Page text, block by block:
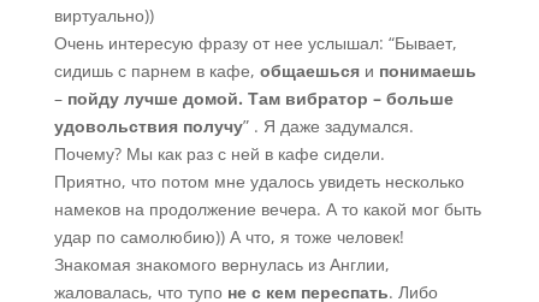
виртуально))
Очень интересую фразу от нее услышал: “Бывает,
сидишь с парнем в кафе, общаешьсяи понимаешь
– пойду лучше домой. Там вибратор – больше
удовольствия получу” . Я даже задумался.
Почему? Мы как раз с ней в кафе сидели.
Приятно, что потом мне удалось увидеть несколько
намеков на продолжение вечера. А то какой мог быть
удар по самолюбию)) А что, я тоже человек!
Знакомая знакомого вернулась из Англии,
жаловалась, что тупоне с кем переспать. Либо